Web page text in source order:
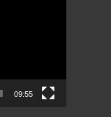
09:55